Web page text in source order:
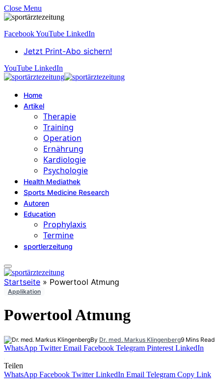
Close Menu
FacebookYouTube LinkedIn
Jetzt Print-Abo sichern!
YouTube LinkedIn
Home
Artikel
Therapie
Training
Operation
Ernährung
Kardiologie
Psychologie
Health Mediathek
Sports Medicine Research
Autoren
Education
Prophylaxis
Termine
sportlerzeitung
Startseite » Powertool Atmung
Applikation
Powertool Atmung
By Dr. med. Markus Klingenberg9 Mins Read
WhatsApp Twitter Email Facebook Telegram Pinterest LinkedIn
Teilen
WhatsApp Facebook Twitter LinkedIn Email Telegram Copy Link